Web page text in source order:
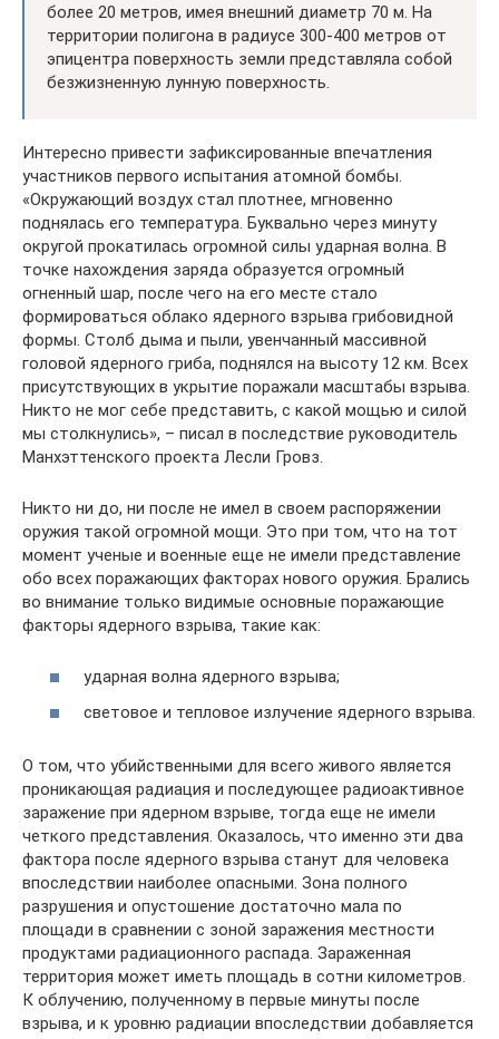
более 20 метров, имея внешний диаметр 70 м. На
территории полигона в радиусе 300-400 метров от
эпицентра поверхность земли представляла собой
безжизненную лунную поверхность.
Интересно привести зафиксированные впечатления
участников первого испытания атомной бомбы.
«Окружающий воздух стал плотнее, мгновенно
поднялась его температура. Буквально через минуту
округой прокатилась огромной силы ударная волна. В
точке нахождения заряда образуется огромный
огненный шар, после чего на его месте стало
формироваться облако ядерного взрыва грибовидной
формы. Столб дыма и пыли, увенчанный массивной
головой ядерного гриба, поднялся на высоту 12 км. Всех
присутствующих в укрытие поражали масштабы взрыва.
Никто не мог себе представить, с какой мощью и силой
мы столкнулись», – писал в последствие руководитель
Манхэттенского проекта Лесли Гровз.
Никто ни до, ни после не имел в своем распоряжении
оружия такой огромной мощи. Это при том, что на тот
момент ученые и военные еще не имели представление
обо всех поражающих факторах нового оружия. Брались
во внимание только видимые основные поражающие
факторы ядерного взрыва, такие как:
ударная волна ядерного взрыва;
световое и тепловое излучение ядерного взрыва.
О том, что убийственными для всего живого является
проникающая радиация и последующее радиоактивное
заражение при ядерном взрыве, тогда еще не имели
четкого представления. Оказалось, что именно эти два
фактора после ядерного взрыва станут для человека
впоследствии наиболее опасными. Зона полного
разрушения и опустошение достаточно мала по
площади в сравнении с зоной заражения местности
продуктами радиационного распада. Зараженная
территория может иметь площадь в сотни километров.
К облучению, полученному в первые минуты после
взрыва, и к уровню радиации впоследствии добавляется